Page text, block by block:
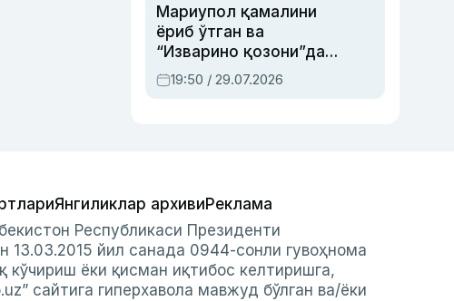
Мариупол қамалини
ёриб ўтган ва
“Изварино қозони”дан
чиққан қаҳрамон —
Украина армияси бош
19:50 / 29.07.2026
Янгиликлар архивиРеклама
Республикаси Президенти
йил санада 0944-сонли гувоҳнома
кўчириш ёки қисман иқтибос келтиришга,
сайтига гиперхавола мавжуд бўлган ва/ёки